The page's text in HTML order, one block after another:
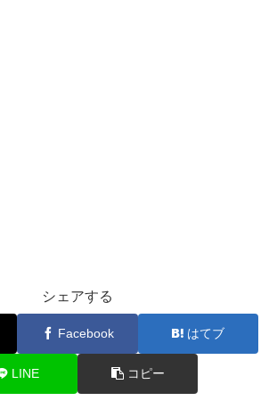
シェアする
Facebook はてブ
LINE コピー